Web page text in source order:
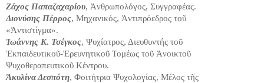
Ζάχος Παπαζαχαρίου, Ἀνθρωπολόγος, Συγγραφέας.
Διονύσης Πέρρος, Μηχανικός, Ἀντιπρόεδρος τοῦ
«Ἀντιστίγμα».
Ἰωάννης Κ. Τσέγκος, Ψυχίατρος, Διευθυντής τοῦ
Ἐκπαιδευτικοῦ-Ἐρευνητικοῦ Τομέως τοῦ Ἀνοικτοῦ
Ψυχοθεραπευτικοῦ Κέντρου.
Ἀκυλίνα Δεσπότη, Φοιτήτρια Ψυχολογίας, Μέλος τῆς